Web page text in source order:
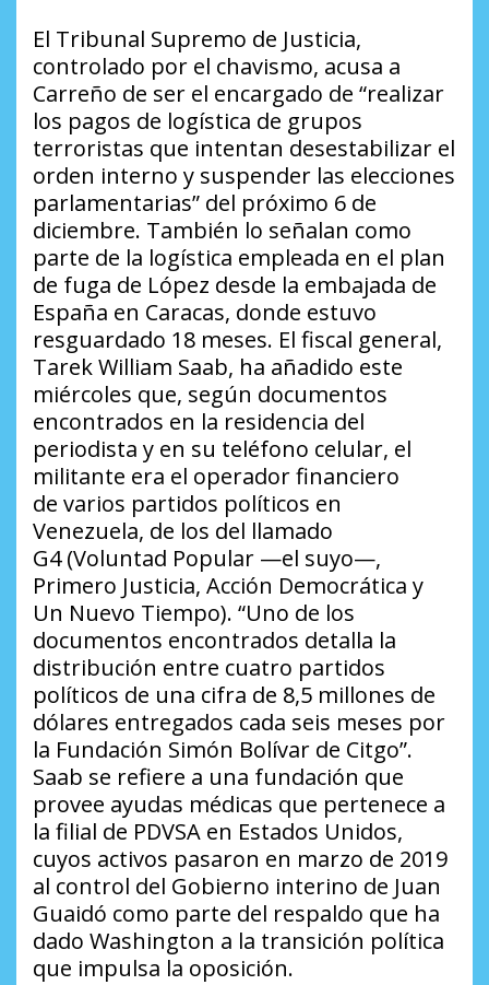
El Tribunal Supremo de Justicia,
controlado por el chavismo, acusa a
Carreño de ser el encargado de “realizar
los pagos de logística de grupos
terroristas que intentan desestabilizar el
orden interno y suspender las elecciones
parlamentarias” del próximo 6 de
diciembre. También lo señalan como
parte de la logística empleada en el plan
de fuga de López desde la embajada de
España en Caracas, donde estuvo
resguardado 18 meses. El fiscal general,
Tarek William Saab, ha añadido este
miércoles que, según documentos
encontrados en la residencia del
periodista y en su teléfono celular, el
militante era el operador financiero
de varios partidos políticos en
Venezuela, de los del llamado
G4 (Voluntad Popular —el suyo—,
Primero Justicia, Acción Democrática y
Un Nuevo Tiempo). “Uno de los
documentos encontrados detalla la
distribución entre cuatro partidos
políticos de una cifra de 8,5 millones de
dólares entregados cada seis meses por
la Fundación Simón Bolívar de Citgo”.
Saab se refiere a una fundación que
provee ayudas médicas que pertenece a
la filial de PDVSA en Estados Unidos,
cuyos activos pasaron en marzo de 2019
al control del Gobierno interino de Juan
Guaidó como parte del respaldo que ha
dado Washington a la transición política
que impulsa la oposición.